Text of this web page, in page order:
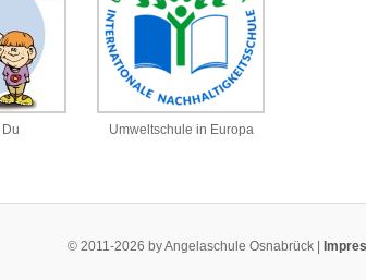
Umweltschule in Europa
© 2011-2026 by Angelaschule Osnabrück |